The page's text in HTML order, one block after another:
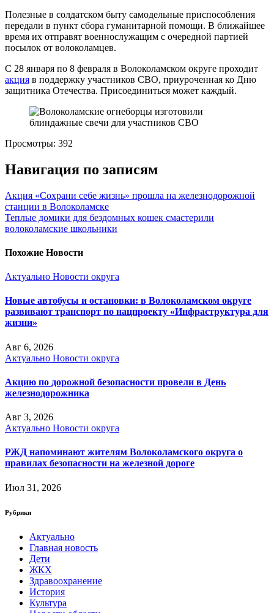
Полезные в солдатском быту самодельные приспособления
передали в пункт сбора гуманитарной помощи. В ближайшее
время их отправят военнослужащим с очередной партией
посылок от волоколамцев.
С 28 января по 8 февраля в Волоколамском округе проходит
акция в поддержку участников СВО, приуроченная ко Дню
защитника Отечества. Присоединиться может каждый.
Просмотры: 392
Навигация по записям
Акция «Сохрани себе жизнь» прошла на железнодорожной
станции в Волоколамске
Теплые домики для бездомных кошек смастерили
волоколамские школьники
Похожие Новости
Актуально Новости округа
Новые автобусы и остановки: в Волоколамском округе
развивают транспорт по нацпроекту «Инфраструктура для
жизни»
Авг 6, 2026
Актуально Новости округа
Акцию по дорожной безопасности провели в День
железнодорожника
Авг 3, 2026
Актуально Новости округа
РЖД напоминают жителям Волоколамского округа о
правилах безопасности на железной дороге
Июл 31, 2026
Рубрики
Актуально
Главная новость
Дети
ЖКХ
Здравоохранение
История
Культура